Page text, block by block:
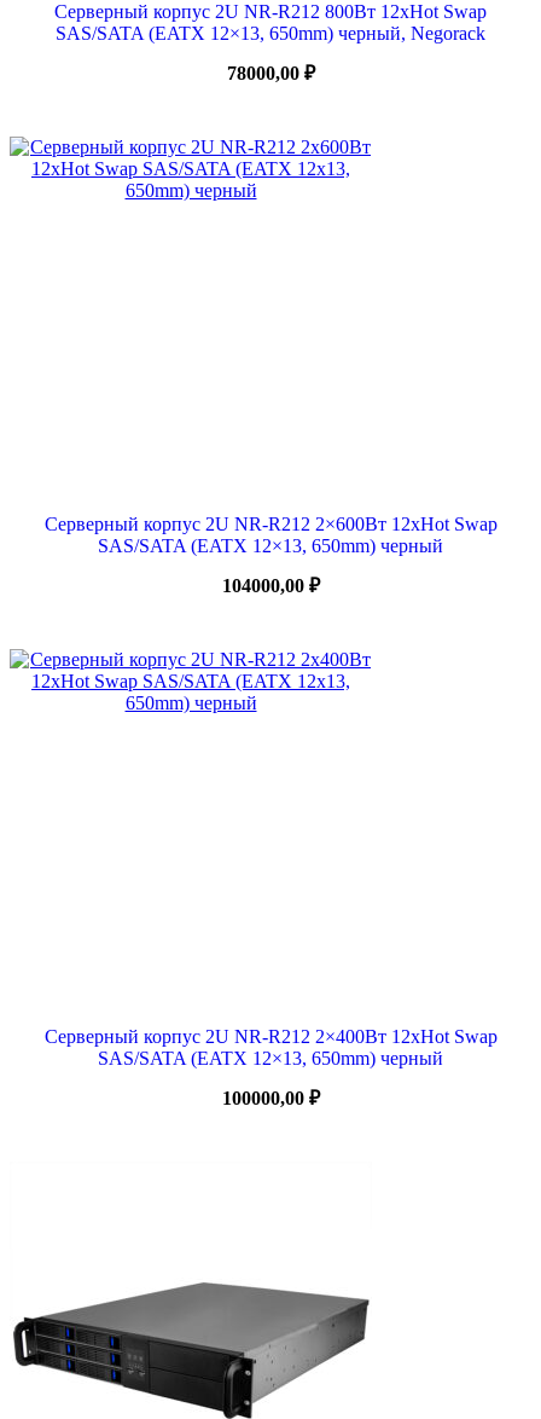
Серверный корпус 2U NR-R212 800Вт 12xHot Swap
SAS/SATA (EATX 12×13, 650mm) черный, Negorack
78000,00 ₽
Серверный корпус 2U NR-R212 2×600Вт 12xHot Swap
SAS/SATA (EATX 12×13, 650mm) черный
104000,00 ₽
Серверный корпус 2U NR-R212 2×400Вт 12xHot Swap
SAS/SATA (EATX 12×13, 650mm) черный
100000,00 ₽